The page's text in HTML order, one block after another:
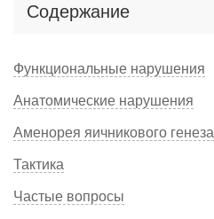
Содержание
Функциональные нарушения
Анатомические нарушения
Аменорея яичникового генеза
Тактика
Частые вопросы